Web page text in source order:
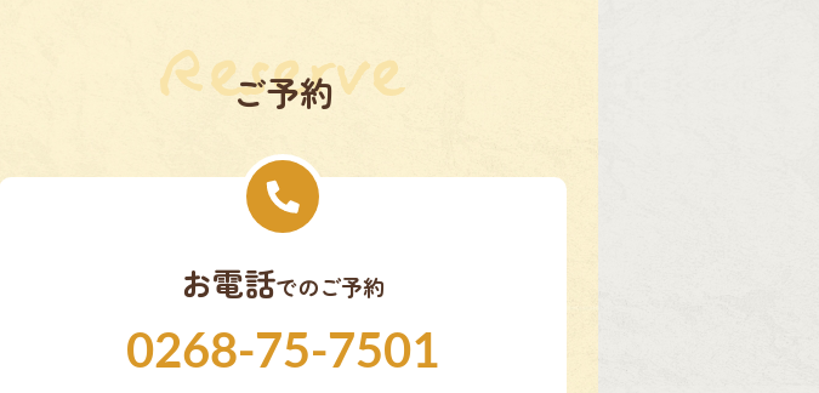
ご予約
お電話でのご予約
0268-75-7501